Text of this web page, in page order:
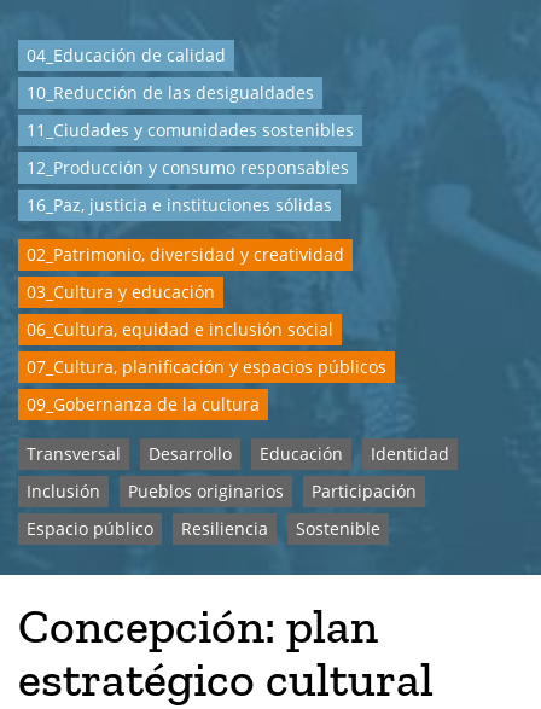
04_Educación de calidad
10_Reducción de las desigualdades
11_Ciudades y comunidades sostenibles
12_Producción y consumo responsables
16_Paz, justicia e instituciones sólidas
02_Patrimonio, diversidad y creatividad
03_Cultura y educación
06_Cultura, equidad e inclusión social
07_Cultura, planificación y espacios públicos
09_Gobernanza de la cultura
Transversal Desarrollo Educación
Identidad
Inclusión
Pueblos originarios
Participación
Espacio público
Resiliencia Sostenible
Concepción: plan
estratégico cultural